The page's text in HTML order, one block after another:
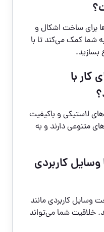
برای ساخت اشکال و
شما کمک می‌کند تا با
بسازید.
کار با
لاستیکی و باکیفیت
متنوعی دارند و به
وسایل کاربردی
وسایل کاربردی مانند
خلاقیت شما می‌تواند